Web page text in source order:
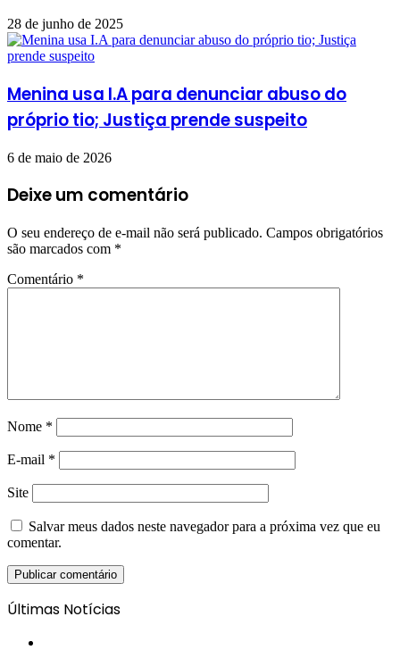
28 de junho de 2025
Menina usa I.A para denunciar abuso do
próprio tio; Justiça prende suspeito
6 de maio de 2026
Deixe um comentário
O seu endereço de e-mail não será publicado. Campos obrigatórios
são marcados com *
Comentário *
Nome *
E-mail *
Site
Salvar meus dados neste navegador para a próxima vez que eu
comentar.
Últimas Notícias